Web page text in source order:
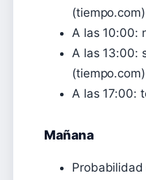
(tiempo.com)
A las 10:00:
A las 13:00:
(tiempo.com)
A las 17:00:
Mañana
Probabilidad